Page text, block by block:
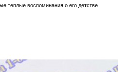
теплые воспоминания о его детстве.